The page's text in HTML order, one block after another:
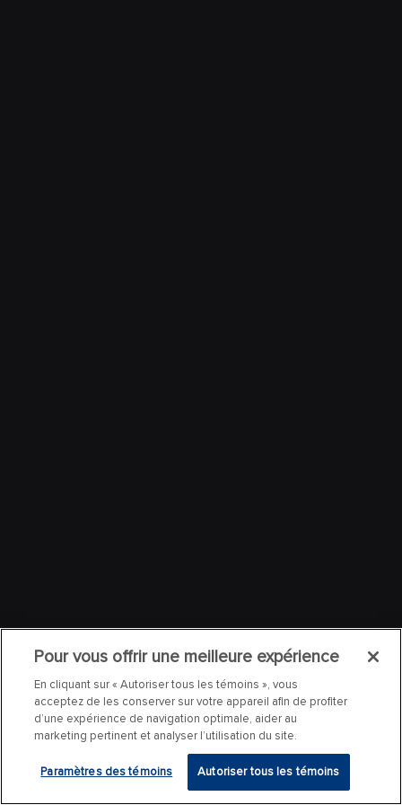
Pour vous offrir une meilleure expérience
En cliquant sur « Autoriser tous les témoins », vous
acceptez de les conserver sur votre appareil afin de profiter
d’une expérience de navigation optimale, aider au
marketing pertinent et analyser l’utilisation du site.
Paramètres des témoins Autoriser tous les témoins